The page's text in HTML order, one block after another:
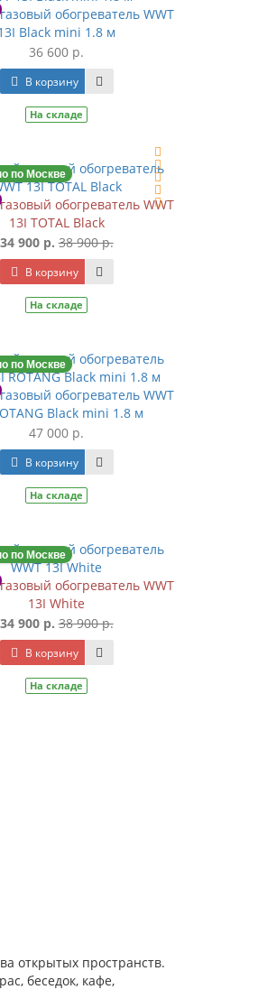
обогреватель WWT
Black mini 1.8 м
36 600 р.
В корзину
На складе
по Москве
обогреватель WWT
13I TOTAL Black
34 900 р. 38 900 р.
В корзину
На складе
по Москве
обогреватель WWT
Black mini 1.8 м
47 000 р.
В корзину
На складе
по Москве
обогреватель WWT
13I White
34 900 р. 38 900 р.
В корзину
На складе
открытых пространств.
беседок, кафе,